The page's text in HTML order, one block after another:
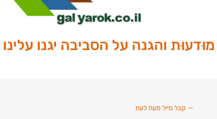
מוּדעוּת והגנה על הסביבה יגנו עלינו
קבל מייל מעת לעת